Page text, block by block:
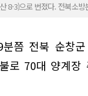
8-3)으로 번졌다. 전북소방
쯤 전북 순창
로 70대 양계장